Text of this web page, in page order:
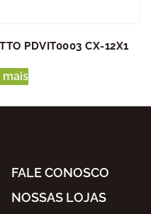
PDVIT0003 CX-12X1
mais
FALE CONOSCO
NOSSAS LOJAS